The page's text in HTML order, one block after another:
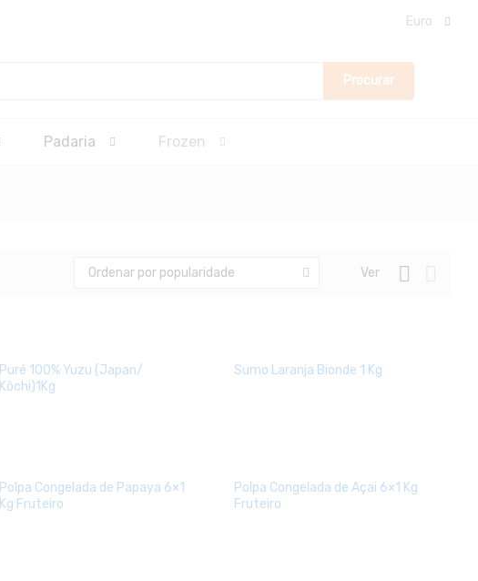
Euro
Procurar
Padaria Frozen
Ver
Ordenar por popularidade
Puré 100% Yuzu (Japan/
Kôchi)1Kg
Sumo Laranja Bionde 1 Kg
Polpa Congelada de Papaya 6×1
Kg Fruteiro
Polpa Congelada de Açai 6×1 Kg
Fruteiro